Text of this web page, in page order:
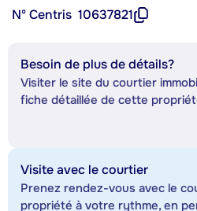
Nº Centris 10637821
Besoin de plus de détails?
Visiter le site du courtier
fiche détaillée de cette
Visite avec le courtier
Prenez rendez-vous avec le
propriété à votre rythme, en